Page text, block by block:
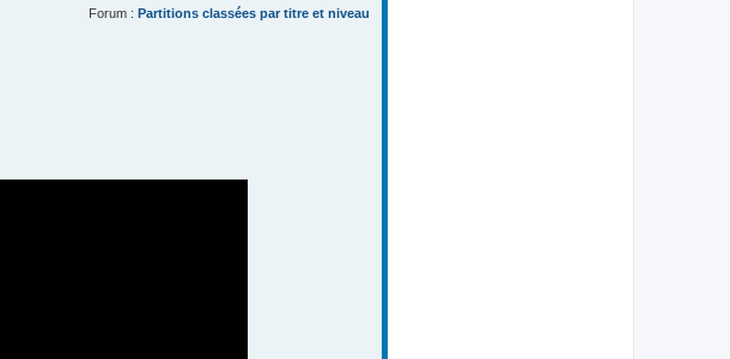
Forum : Partitions classées par titre et niveau